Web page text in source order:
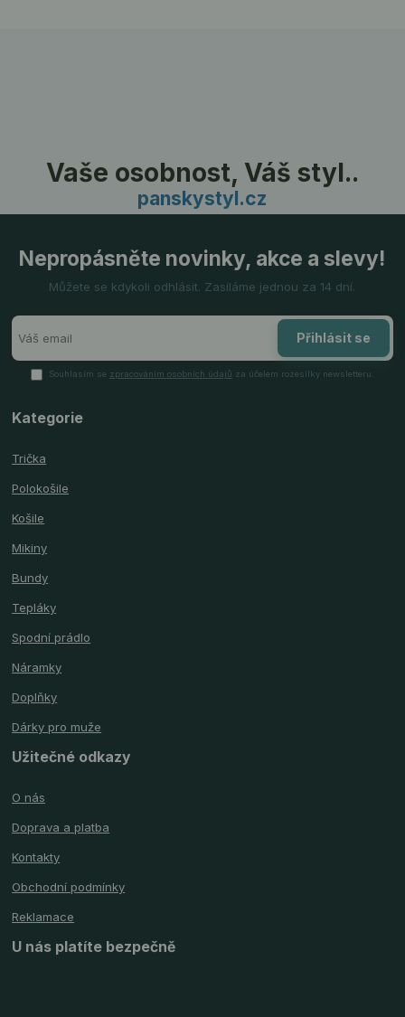
Vaše osobnost, Váš styl..
panskystyl.cz
Nepropásněte novinky, akce a slevy!
Můžete se kdykoli odhlásit. Zasíláme jednou za 14 dní.
Přihlásit se
Souhlasím se zpracováním osobních údajů za účelem rozesílky newsletteru.
Kategorie
Trička
Polokošile
Košile
Mikiny
Bundy
Tepláky
Spodní prádlo
Náramky
Doplňky
Dárky pro muže
Užitečné odkazy
O nás
Doprava a platba
Kontakty
Obchodní podmínky
Reklamace
U nás platíte bezpečně